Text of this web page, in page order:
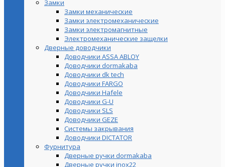
Замки
Замки механические
Замки электромеханические
Замки электромагнитные
Электромеханические защелки
Дверные доводчики
Доводчики ASSA ABLOY
Доводчики dormakaba
Доводчики dk tech
Доводчики FARGO
Доводчики Hafele
Доводчики G-U
Доводчики SLS
Доводчики GEZE
Cистемы закрывания
Доводчики DICTATOR
Фурнитура
Дверные ручки dormakaba
Дверные ручки inox22